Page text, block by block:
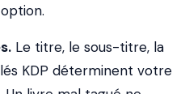
Le titre, le sous-titre, la
KDP déterminent votre